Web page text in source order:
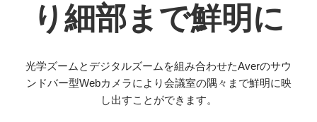
り細部まで鮮明に
光学ズームとデジタルズームを組み合わせたAverのサウ
ンドバー型Webカメラにより会議室の隅々まで鮮明に映
し出すことができます。